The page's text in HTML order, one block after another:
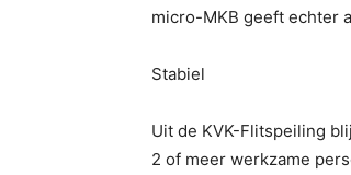
micro-MKB geeft echter
Stabiel
Uit de KVK-Flitspeiling
2 of meer werkzame